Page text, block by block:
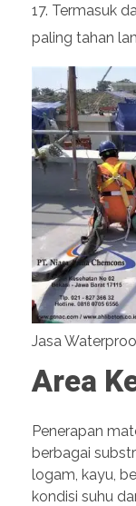
Termasuk
paling tahan
Jasa
Area
Penerapan
berbagai
logam, kayu,
kondisi suhu